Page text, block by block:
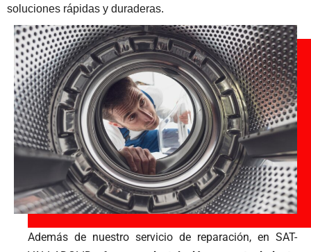
soluciones rápidas y duraderas.
Además de nuestro servicio de reparación, en SAT-